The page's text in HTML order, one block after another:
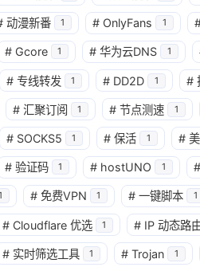
评论
K
佬，请问有图片
，我也遇到了同样
问题，但是我不知
在哪里设置。
小时前
vps部署完
怎么回事
1 天前
动漫新番 1 # OnlyFans 1
# Gcore 1 # 华为云DNS 1
# 专线转发 1 # DD2D 1 #
# 汇聚订阅 1 # 节点测速 1
# SOCKS5 1 # 保活 1 #
# 验证码 1 # hostUNO 1 #
# 免费VPN 1 # 一键脚本 1
# Cloudflare 优选 1 # IP 动态路
# 实时筛选工具 1 # Trojan 1